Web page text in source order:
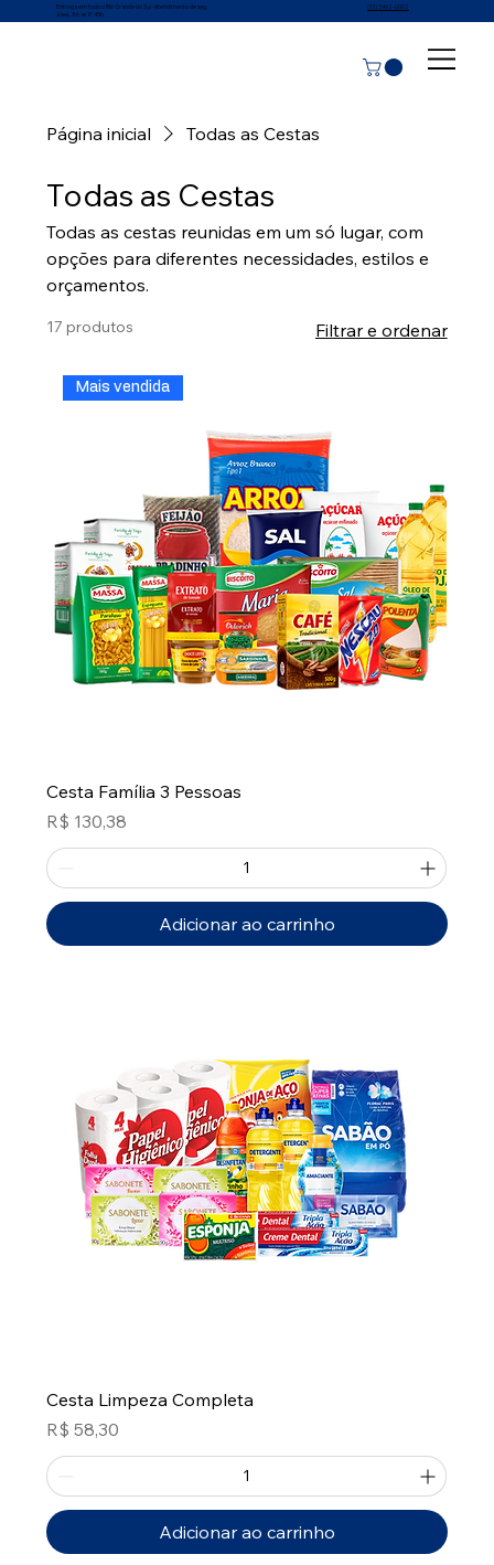
Entrega em todo o Rio Grande do Sul · Atendimento de seg.
a sex., 8h às 17:45h
(51) 3462-0002
Página inicial Todas as Cestas
Todas as Cestas
Todas as cestas reunidas em um só lugar, com
opções para diferentes necessidades, estilos e
orçamentos.
17 produtos Filtrar e ordenar
Mais vendida
Cesta Família 3 Pessoas
Preço
R$ 130,38
Adicionar ao carrinho
Cesta Limpeza Completa
Preço
R$ 58,30
Adicionar ao carrinho